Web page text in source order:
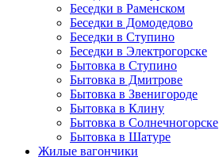
Беседки в Раменском
Беседки в Домодедово
Беседки в Ступино
Беседки в Электрогорске
Бытовка в Ступино
Бытовка в Дмитрове
Бытовка в Звенигороде
Бытовка в Клину
Бытовка в Солнечногорске
Бытовка в Шатуре
Жилые вагончики